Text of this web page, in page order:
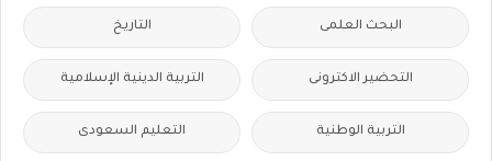
البحث العلمى التاريخ
التحضير الاكترونى التربية الدينية الإسلامية
التربية الوطنية التعليم السعودى